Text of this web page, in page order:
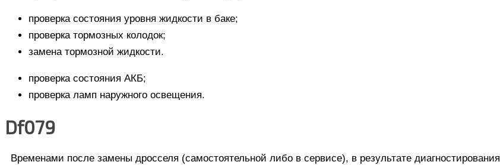
проверка состояния уровня жидкости в баке;
проверка тормозных колодок;
замена тормозной жидкости.
проверка состояния АКБ;
проверка ламп наружного освещения.
Df079
Временами после замены дросселя (самостоятельной либо в сервисе), в результате диагностирования